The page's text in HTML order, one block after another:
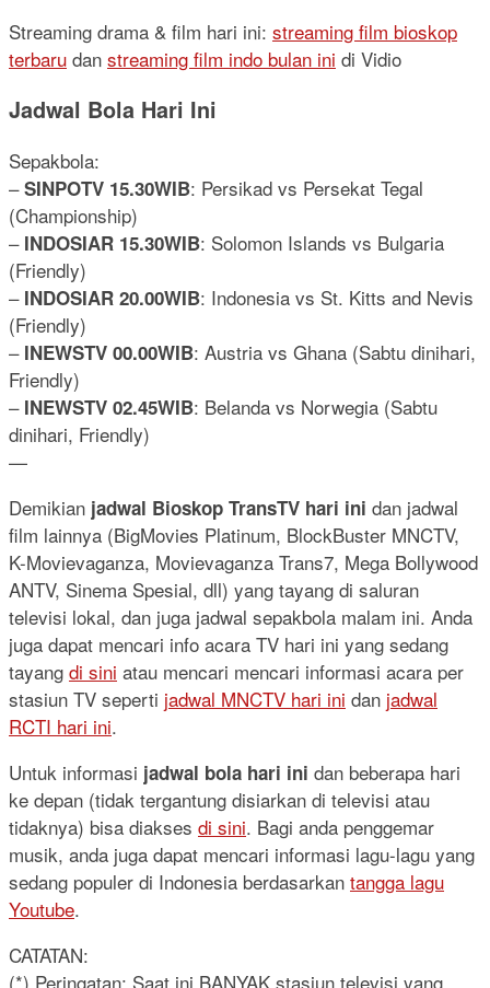
Streaming drama & film hari ini: streaming film bioskop
terbaru dan streaming film indo bulan ini di Vidio
Jadwal Bola Hari Ini
Sepakbola:
–SINPOTV 15.30WIB: Persikad vs Persekat Tegal
(Championship)
– INDOSIAR 15.30WIB: Solomon Islands vs Bulgaria
(Friendly)
– INDOSIAR 20.00WIB: Indonesia vs St. Kitts and Nevis
(Friendly)
– INEWSTV 00.00WIB: Austria vs Ghana (Sabtu dinihari,
Friendly)
– INEWSTV 02.45WIB: Belanda vs Norwegia (Sabtu
dinihari, Friendly)
—
Demikian jadwal Bioskop TransTV hari ini dan jadwal
film lainnya (BigMovies Platinum, BlockBuster MNCTV,
K-Movievaganza, Movievaganza Trans7, Mega Bollywood
ANTV, Sinema Spesial, dll) yang tayang di saluran
televisi lokal, dan juga jadwal sepakbola malam ini. Anda
juga dapat mencari info acara TV hari ini yang sedang
tayang di sini atau mencari mencari informasi acara per
stasiun TV seperti jadwal MNCTV hari ini dan jadwal
RCTI hari ini.
Untuk informasi jadwal bola hari ini dan beberapa hari
ke depan (tidak tergantung disiarkan di televisi atau
tidaknya) bisa diakses di sini. Bagi anda penggemar
musik, anda juga dapat mencari informasi lagu-lagu yang
sedang populer di Indonesia berdasarkan tangga lagu
Youtube.
CATATAN:
(*) Peringatan: Saat ini BANYAK stasiun televisi yang